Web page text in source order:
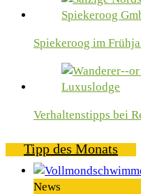
Spiekeroog im
Verhaltenstipps bei
Tipp des Monats
News